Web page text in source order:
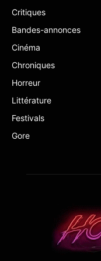
Critiques
Bandes-annonces
Cinéma
Chroniques
Horreur
Littérature
Festivals
Gore